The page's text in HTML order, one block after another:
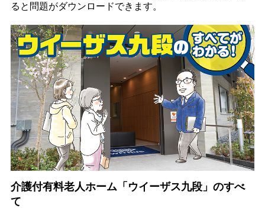
ると問題がダウンロードできます。
介護付有料老人ホーム「ウイーザス九段」のすべ
て